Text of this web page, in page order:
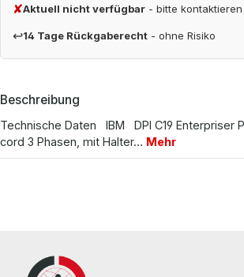
✘Aktuell nicht verfügbar - bitte kontaktieren
↩14 Tage Rückgaberecht - ohne Risiko
Beschreibung
Technische Daten IBM DPI C19 Enterpriser
cord 3 Phasen, mit Halter… Mehr